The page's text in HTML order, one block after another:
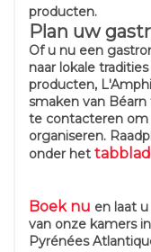
producten.
Plan uw
Of u nu een
naar lokale
producten,
smaken van
te contacteren om
organiseren.
onder het
Boek nu en laat
van onze kamers
Pyrénées